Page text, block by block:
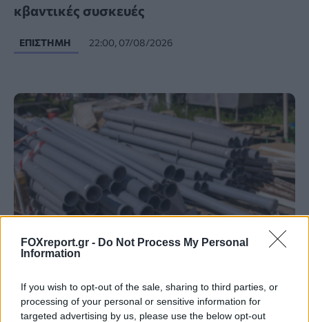
FOXreport.gr - Do Not Process My Personal
Information
If you wish to opt-out of the sale, sharing to third parties, or
processing of your personal or sensitive information for
targeted advertising by us, please use the below opt-out
κβαντικές συσκευές
ΕΠΙΣΤΉΜΗ 22:00, 07/08/2026
Νέα μέθοδος μετατρέπει το PVC σε
λιπαντικό υψηλής απόδοσης